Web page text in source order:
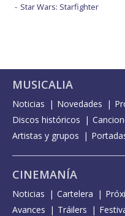
Star Wars: Starfighter
MUSICALIA
Noticias Novedades
Discos históricos
Artistas y grupos
CINEMANÍA
Noticias Cartelera
Avances
Tráilers